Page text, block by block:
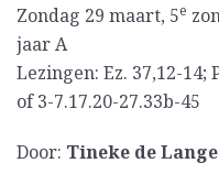
Zondag 29 maart, 5e
jaar A
Lezingen: Ez. 37,12-14;
of 3-7.17.20-27.33b-45
Door: Tineke de Lange